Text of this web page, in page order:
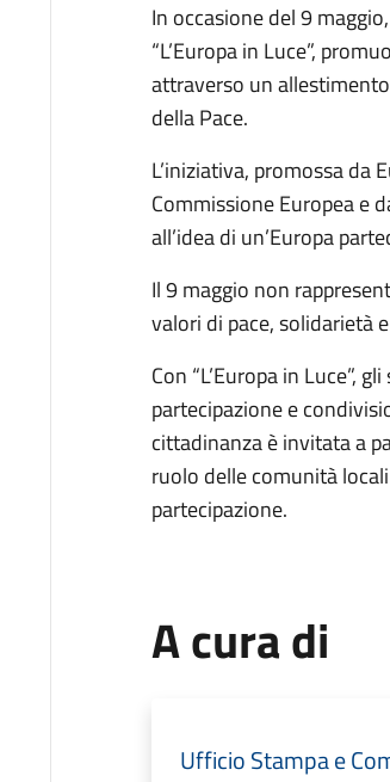
In occasione del 9
“L’Europa in Luce”,
attraverso un
della Pace.
L’iniziativa, promossa da
Commissione Europea e
all’idea di un’Europa
Il 9 maggio non
valori di pace, solidarietà
Con “L’Europa in Luce”,
partecipazione e
cittadinanza è invitata a
ruolo delle comunità
partecipazione.
A cura di
Ufficio Stampa e